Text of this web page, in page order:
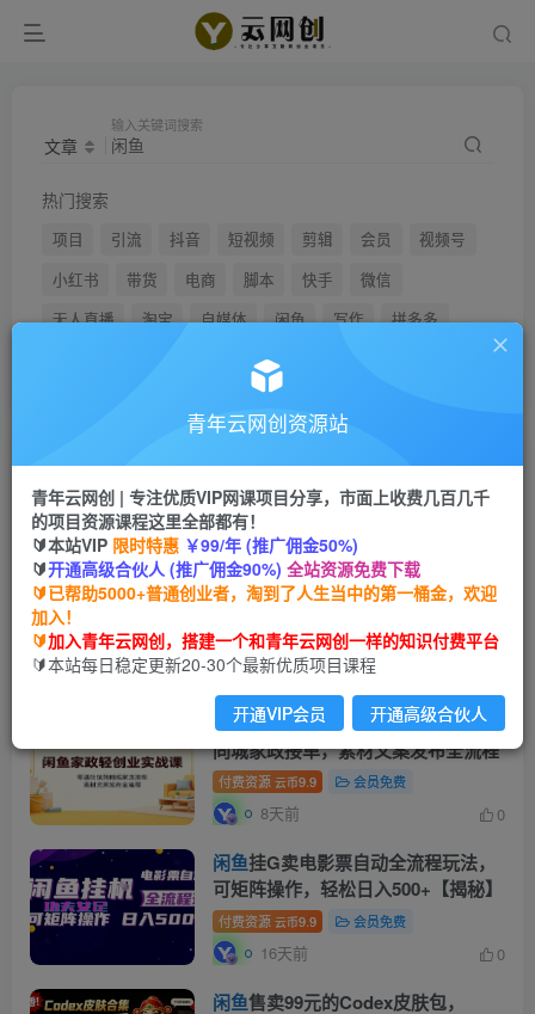
文章
输入关键词搜索
热门搜索
项目 引流 抖音 短视频 剪辑 会员
视频号
小红书
带货 电商 脚本 快手
微信
无人直播
淘宝 自媒体 闲鱼 写作
拼多多
文章 用户
搜索[闲鱼]，共找到596个文章
2026最新闲鱼运营技巧大全3.0；从
零基础到月入过万，卖货准备、链接
搭建到选品定价全拆解
付费资源 云币9.9 会员免费
2小时前
闲鱼家政轻创业实战课：零基础玩转
同城家政接单，素材文案发布全流程
付费资源 云币9.9 会员免费
8天前 0
闲鱼挂G卖电影票自动全流程玩法，
可矩阵操作，轻松日入500+【揭秘】
付费资源 云币9.9 会员免费
16天前 0
闲鱼售卖99元的Codex皮肤包，
青年云网创资源站
青年云网创 | 专注优质VIP网课项目分享，市面上收费几百几千
的项目资源课程这里全部都有！
🔰本站VIP 限时特惠 ￥99/年 (推广佣金50%)
🔰开通高级合伙人 (推广佣金90%) 全站资源免费下载
🔰已帮助5000+普通创业者，淘到了人生当中的第一桶金，欢迎
加入！
🔰加入青年云网创，搭建一个和青年云网创一样的知识付费平台
🔰本站每日稳定更新20-30个最新优质项目课程
开通VIP会员 开通高级合伙人